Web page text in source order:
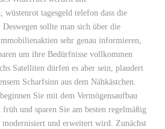
wüstenrot tagesgeld telefon dass die
Deswegen sollte man sich über die
sehr genau informieren,
um ihre Bedürfnisse vollkommen
Satelliten dürfen es aber sein, plaudert
Scharfsinn aus dem Nähkästchen.
Sie mit dem Vermögensaufbau
und sparen Sie am besten regelmäßig
modernisiert und erweitert wird. Zunächst